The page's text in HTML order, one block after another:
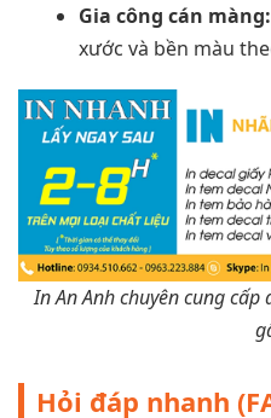
Gia công cán màng:
xước và bền màu
In An Anh chuyên cung
Hỏi đáp nhanh